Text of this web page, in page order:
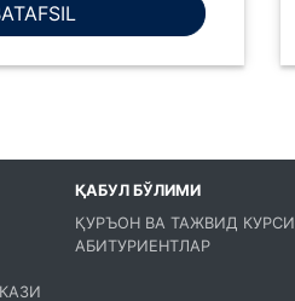
ҚАБУЛ БЎЛИМИ
ҚУРЪОН ВА ТАЖВИД КУРСИ
АБИТУРИЕНТЛАР